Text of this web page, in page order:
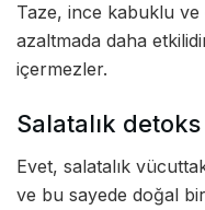
Taze, ince kabuklu ve
azaltmada daha
içermezler.
Salatalık
Evet, salatalık
ve bu sayede doğal